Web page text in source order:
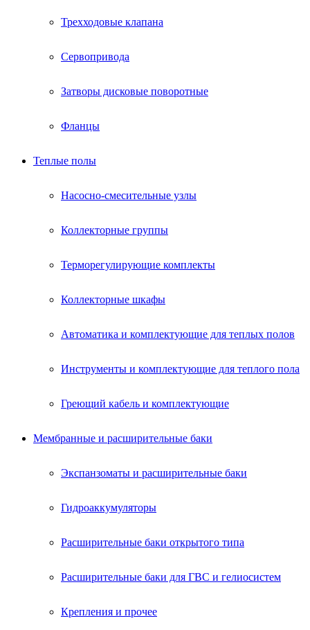
Трехходовые клапана
Сервопривода
Затворы дисковые поворотные
Фланцы
Теплые полы
Насосно-смесительные узлы
Коллекторные группы
Терморегулирующие комплекты
Коллекторные шкафы
Автоматика и комплектующие для теплых полов
Инструменты и комплектующие для теплого пола
Греющий кабель и комплектующие
Мембранные и расширительные баки
Экспанзоматы и расширительные баки
Гидроаккумуляторы
Расширительные баки открытого типа
Расширительные баки для ГВС и гелиосистем
Крепления и прочее